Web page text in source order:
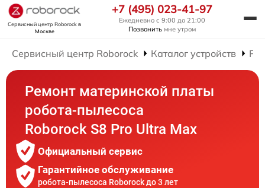
Сервисный центр Roborockв
Москве
+7 (495) 023-41-97
Ежедневно с 9:00 до 21:00
Позвонить мне утром
Сервисный центр Roborock Каталог устройств
Ремонт материнской платы
робота-пылесоса
Roborock S8 Pro Ultra Max
Официальный сервис
Гарантийное обслуживание
робота-пылесоса Roborock до 3 лет